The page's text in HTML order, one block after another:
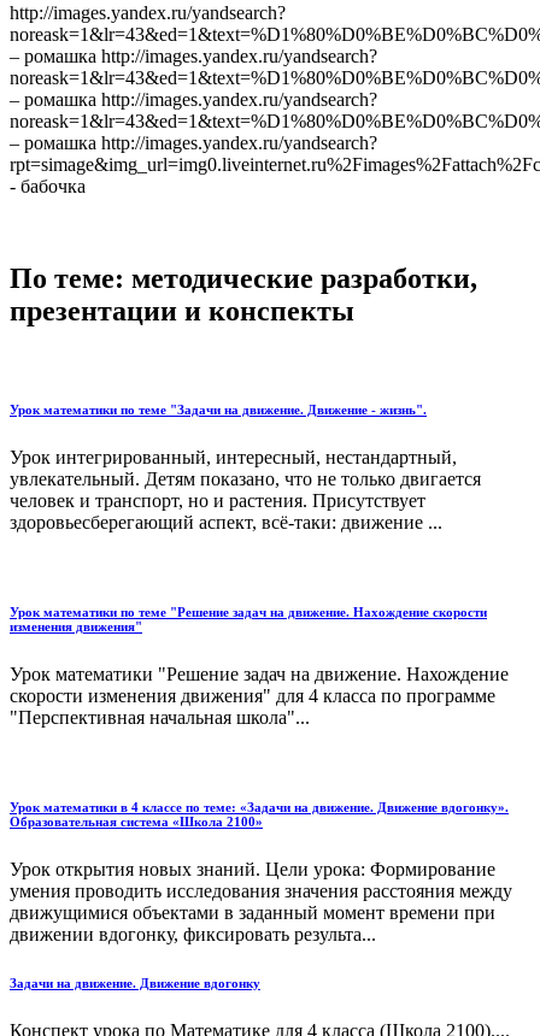
http://images.yandex.ru/yandsearch?
– ромашка http://images.yandex.ru/yandsearch?
– ромашка http://images.yandex.ru/yandsearch?
– ромашка http://images.yandex.ru/yandsearch?
- бабочка
По теме: методические разработки,
презентации и конспекты
Урок математики по теме "Задачи на движение. Движение - жизнь".
Урок интегрированный, интересный, нестандартный,
увлекательный. Детям показано, что не только двигается
человек и транспорт, но и растения. Присутствует
здоровьесберегающий аспект, всё-таки: движение ...
Урок математики по теме "Решение задач на движение. Нахождение скорости
изменения движения"
Урок математики "Решение задач на движение. Нахождение
скорости изменения движения" для 4 класса по программе
"Перспективная начальная школа"...
Урок математики в 4 классе по теме: «Задачи на движение. Движение вдогонку».
Образовательная система «Школа 2100»
Урок открытия новых знаний. Цели урока: Формирование
умения проводить исследования значения расстояния между
движущимися объектами в заданный момент времени при
движении вдогонку, фиксировать результа...
Задачи на движение. Движение вдогонку
Конспект урока по Математике для 4 класса (Школа 2100)....